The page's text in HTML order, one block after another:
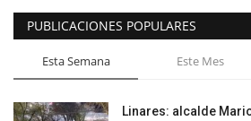
PUBLICACIONES POPULARES
Esta Semana Este Mes
Linares: alcalde